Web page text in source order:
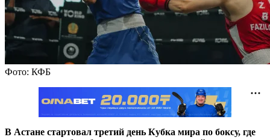
Фото: КФБ
В Астане стартовал третий день Кубка мира по боксу, где